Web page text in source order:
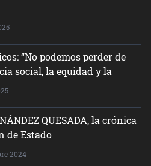
“No podemos perder de
social, la equidad y la
humano”
QUESADA, la crónica
de Estado
2024